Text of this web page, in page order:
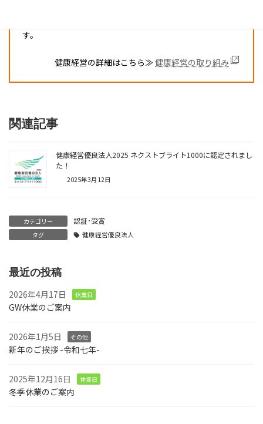
す。
健康経営の詳細はこちら≫ 健康経営の取り組み
関連記事
健康経営優良法人2025 ネクストブライト1000に認定されまし
た！
2025年3月12日
カテゴリー 認証･受賞
タグ 健康経営優良法人
最近の投稿
2026年4月17日
休業日
GW休業のご案内
2026年1月5日 その他
新年のご挨拶 -令和七年-
2025年12月16日 休業日
冬季休業のご案内